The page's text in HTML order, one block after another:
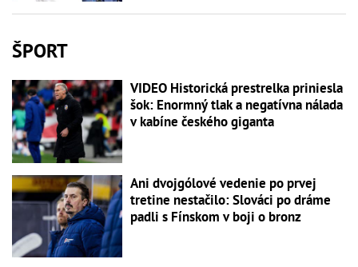
ŠPORT
VIDEO Historická prestrelka priniesla
šok: Enormný tlak a negatívna nálada
v kabíne českého giganta
Ani dvojgólové vedenie po prvej
tretine nestačilo: Slováci po dráme
padli s Fínskom v boji o bronz